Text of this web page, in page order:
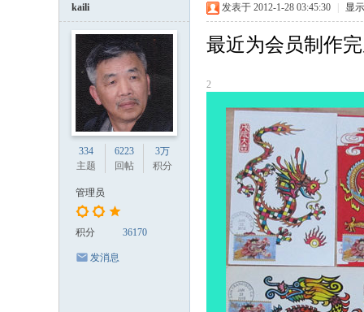
kaili
334
主题
6223
回帖
3万
积分
管理员
积分 36170
发消息
发表于 2012-1-28 03:45:30 显
最近为会员制作
2